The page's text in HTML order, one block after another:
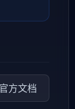
方文档